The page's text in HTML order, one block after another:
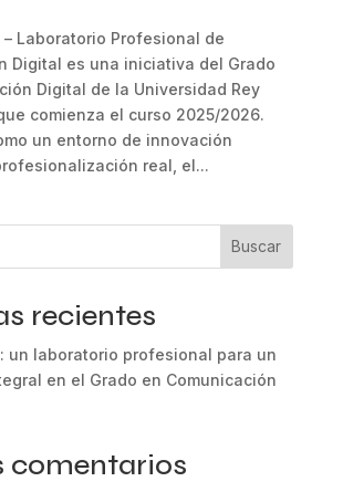
– Laboratorio Profesional de
Digital es una iniciativa del Grado
Digital de la Universidad Rey
comienza el curso 2025/2026.
un entorno de innovación
real, el...
Buscar
recientes
un laboratorio profesional para un
en el Grado en Comunicación
comentarios